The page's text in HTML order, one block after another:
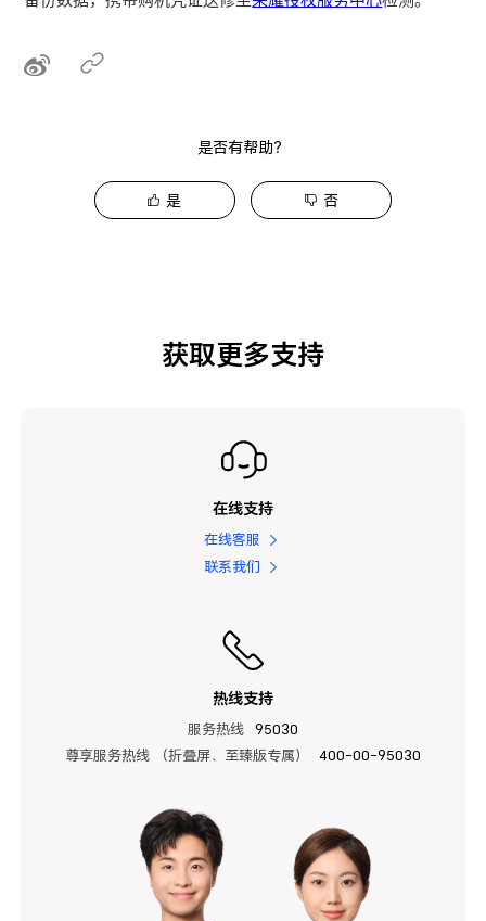
是否有帮助？
是 否
获取更多支持
在线支持
在线客服
联系我们
热线支持
服务热线
95030
尊享服务热线 （折叠屏、至臻版专属）
400-00-95030